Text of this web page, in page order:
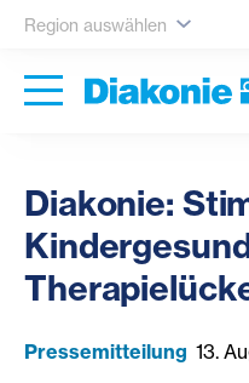
Region auswählen
Diakonie:
Pressemitteilung 13.